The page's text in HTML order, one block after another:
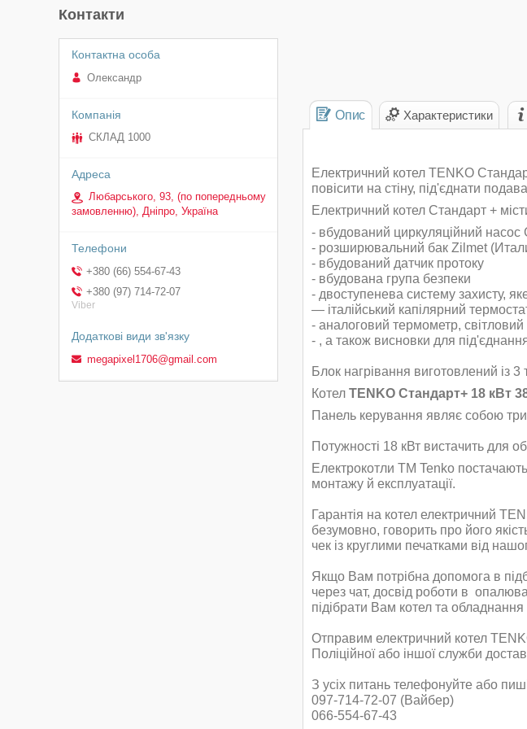
Опис Характеристики
Електричний котел TENKO
повісити на стіну, під'єднати
Електричний котел Стандарт +
- вбудований циркуляційний насос
- розширювальний бак Zilmet
- вбудований датчик протоку
- вбудована група безпеки
- двоступенева систему захисту,
— італійський капілярний
- аналоговий термометр,
- , а також висновки для
Блок нагрівання виготовлений із 3
Котел TENKO Стандарт+ 18 кВт
Панель керування являє собою три
Потужності 18 кВт вистачить для
Електрокотли ТМ Tenko
монтажу й експлуатації.
Гарантія на котел електричний
безумовно, говорить про його
чек із круглими печатками від
Якщо Вам потрібна допомога в
через чат, досвід роботи в
підібрати Вам котел та
Отправим електричний котел
Поліційної або іншої служби
З усіх питань телефонуйте або
097-714-72-07 (Вайбер)
066-554-67-43
Контакти
Олександр
СКЛАД 1000
Любарського, 93, (по попередньому
замовленню), Дніпро, Україна
+380 (66) 554-67-43
+380 (97) 714-72-07
Viber
megapixel1706@gmail.com